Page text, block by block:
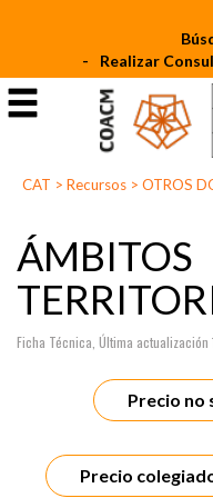
Realizar
CAT > Recursos > OTROS
ÁMBITOS
Ficha Técnica, Última
Precio no
Precio